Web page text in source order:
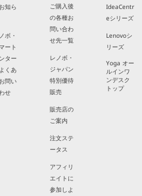
知ら
ボ・
ート
ター
くあ
問い
せ
ご購入後
の各種お
問い合わ
せ先一覧
レノボ・
ジャパン
特別優待
販売
販売店の
ご案内
注文ステ
ータス
アフィリ
エイトに
参加しよ
IdeaCentr
eシリーズ
Lenovoシ
リーズ
Yoga オー
ルインワ
ンデスク
トップ